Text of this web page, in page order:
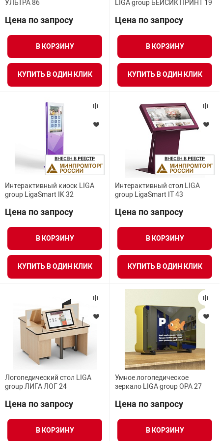
решения
безопасность
установки
управления
и аналитики
периметра
и экипировка
Стволы
Узлы
Установки
Шкафы
Щиты
Термошкафы
Максимальный объем оперативной памяти
Камера
Программное обеспечение
ВСЕ ФИЛЬТРЫ
УЛЬТРА 86
Цена по запросу
В КОРЗИНУ
КУПИТЬ В ОДИН КЛИК
LIGA group БЕЙСИК ПРИНТ 19
Цена по запросу
В КОРЗИНУ
КУПИТЬ В ОДИН КЛИК
Интерактивный киоск LIGA
group LigaSmart IK 32
Цена по запросу
В КОРЗИНУ
КУПИТЬ В ОДИН КЛИК
Интерактивный стол LIGA
group LigaSmart IT 43
Цена по запросу
В КОРЗИНУ
КУПИТЬ В ОДИН КЛИК
Логопедический стол LIGA
group ЛИГА ЛОГ 24
Цена по запросу
В КОРЗИНУ
Умное логопедическое
зеркало LIGA group ОРА 27
Цена по запросу
В КОРЗИНУ